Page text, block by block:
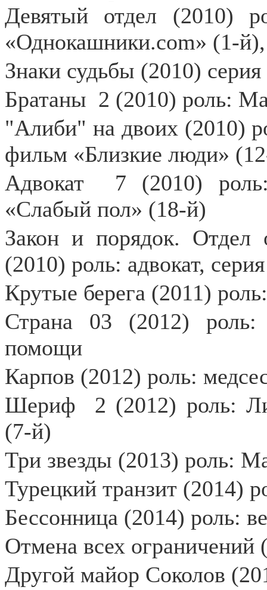
Девятый отдел (2010)
«Однокашники.com» (1-
Знаки судьбы (2010)
Братаны 2 (2010) роль:
"Алиби" на двоих (2010)
фильм «Близкие люди»
Адвокат
7 (2010)
«Слабый пол» (18-й)
Закон и порядок. Отдел
(2010) роль: адвокат,
Крутые берега (2011)
Страна 03 (2012) роль:
помощи
Карпов (2012) роль:
Шериф
2 (2012) роль:
(7-й)
Три звезды (2013) роль:
Турецкий транзит (2014)
Бессонница (2014) роль:
Отмена всех ограничений
Другой майор Соколов